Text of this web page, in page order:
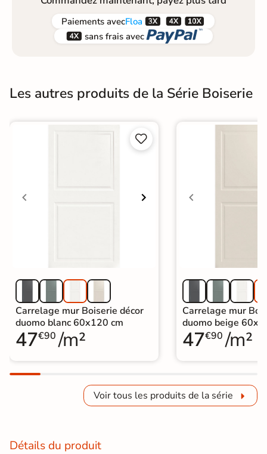
Paiements avecFloa  
 sans frais avec 
Les autres produits de la Série Boiserie


Carrelage mur Boiserie décor
duomo blanc 60x120 cm
47€90 /m²
Carrelage mur
duomo beige
47€90 /m²
Voir tous les produits de la série
Détails du produit